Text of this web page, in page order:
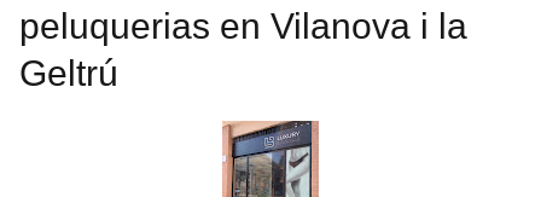
peluquerias en Vilanova i la
Geltrú